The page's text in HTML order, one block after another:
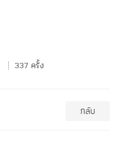
337 ครั้ง
กลับ